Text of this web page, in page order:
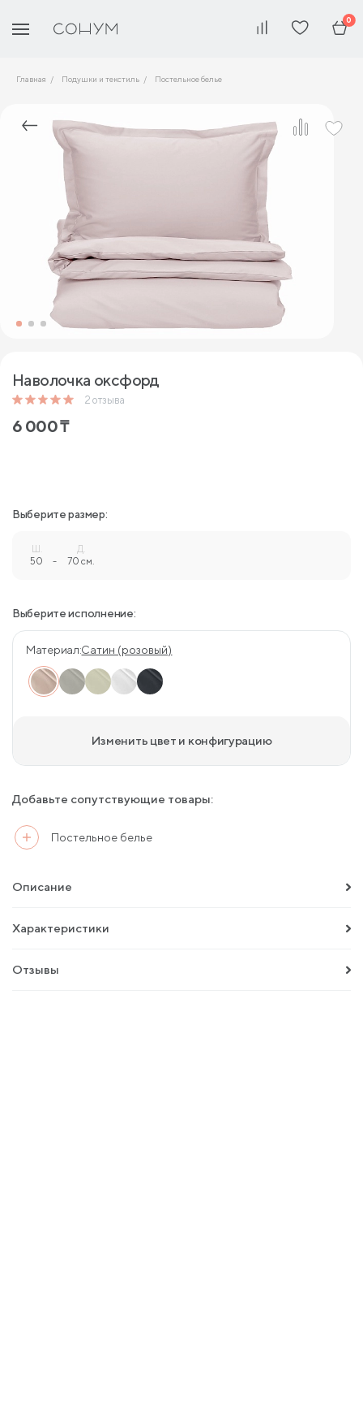
0
Главная Подушки и текстиль Постельное белье
Наволочка оксфорд
2 отзыва
6 000₸
Выберите размер:
Ш.
50 -
Д.
70 см.
Выберите исполнение:
Материал:Сатин (розовый)
Изменить цвет и конфигурацию
Добавьте сопутствующие товары:
Постельное белье
Описание
Характеристики
Отзывы